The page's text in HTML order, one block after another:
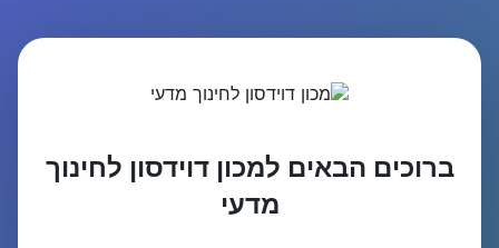
ברוכים הבאים למכון דוידסון לחינוך
מדעי